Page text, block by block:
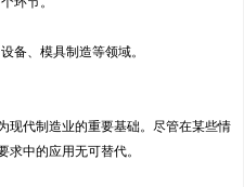
备、模具制造等领域。
现代制造业的重要基础。尽管在某些情
求中的应用无可替代。